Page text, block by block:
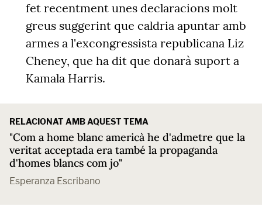
fet recentment unes declaracions molt
greus suggerint que caldria apuntar amb
armes a l'excongressista republicana Liz
Cheney, que ha dit que donarà suport a
Kamala Harris.
RELACIONAT AMB AQUEST TEMA
"Com a home blanc americà he d'admetre que la
veritat acceptada era també la propaganda
d'homes blancs com jo"
Esperanza Escribano